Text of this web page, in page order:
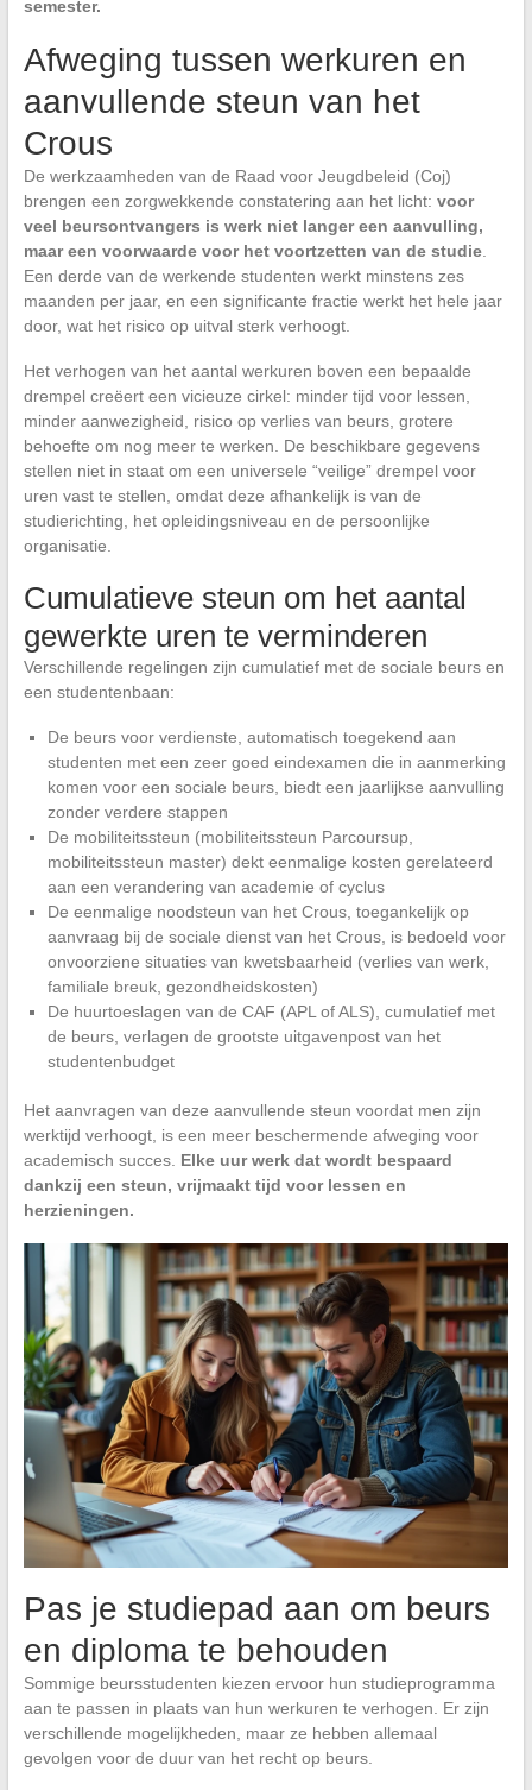
semester.
Afweging tussen werkuren en
aanvullende steun van het
Crous
De werkzaamheden van de Raad voor Jeugdbeleid (Coj)
brengen een zorgwekkende constatering aan het licht: voor
veel beursontvangers is werk niet langer een aanvulling,
maar een voorwaarde voor het voortzetten van de studie.
Een derde van de werkende studenten werkt minstens zes
maanden per jaar, en een significante fractie werkt het hele jaar
door, wat het risico op uitval sterk verhoogt.
Het verhogen van het aantal werkuren boven een bepaalde
drempel creëert een vicieuze cirkel: minder tijd voor lessen,
minder aanwezigheid, risico op verlies van beurs, grotere
behoefte om nog meer te werken. De beschikbare gegevens
stellen niet in staat om een universele “veilige” drempel voor
uren vast te stellen, omdat deze afhankelijk is van de
studierichting, het opleidingsniveau en de persoonlijke
organisatie.
Cumulatieve steun om het aantal
gewerkte uren te verminderen
Verschillende regelingen zijn cumulatief met de sociale beurs en
een studentenbaan:
De beurs voor verdienste, automatisch toegekend aan
studenten met een zeer goed eindexamen die in aanmerking
komen voor een sociale beurs, biedt een jaarlijkse aanvulling
zonder verdere stappen
De mobiliteitssteun (mobiliteitssteun Parcoursup,
mobiliteitssteun master) dekt eenmalige kosten gerelateerd
aan een verandering van academie of cyclus
De eenmalige noodsteun van het Crous, toegankelijk op
aanvraag bij de sociale dienst van het Crous, is bedoeld voor
onvoorziene situaties van kwetsbaarheid (verlies van werk,
familiale breuk, gezondheidskosten)
De huurtoeslagen van de CAF (APL of ALS), cumulatief met
de beurs, verlagen de grootste uitgavenpost van het
studentenbudget
Het aanvragen van deze aanvullende steun voordat men zijn
werktijd verhoogt, is een meer beschermende afweging voor
academisch succes. Elke uur werk dat wordt bespaard
dankzij een steun, vrijmaakt tijd voor lessen en
herzieningen.
Pas je studiepad aan om beurs
en diploma te behouden
Sommige beursstudenten kiezen ervoor hun studieprogramma
aan te passen in plaats van hun werkuren te verhogen. Er zijn
verschillende mogelijkheden, maar ze hebben allemaal
gevolgen voor de duur van het recht op beurs.